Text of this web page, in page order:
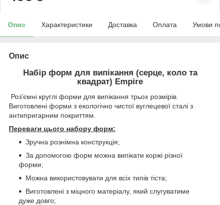
Опис Характеристики Доставка Оплата Умови
Опис
Набір форм для випікання (серце, коло та
квадрат) Empire
Роз'ємні круглі форми для випікання трьох розмірів.
Виготовлені форми з екологічно чистої вуглецевої сталі з
антипригарним покриттям.
Переваги цього набору форм:
Зручна рознімна конструкція;
За допомогою форм можна випікати коржі різної
форми;
Можна використовувати для всіх типів тіста;
Виготовлені з міцного матеріалу, який слугуватиме
дуже довго;